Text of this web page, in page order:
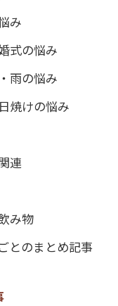
み
式の悩み
雨の悩み
焼けの悩み
連
み物
とのまとめ記事